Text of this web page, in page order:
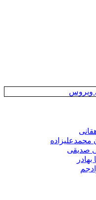
ویروس
محمدعلیزاده
صدیقی